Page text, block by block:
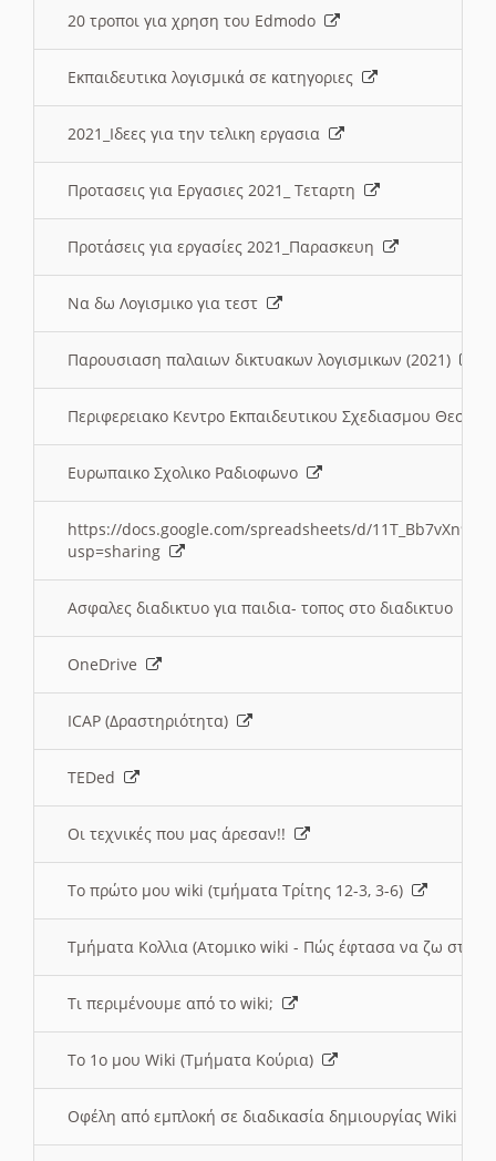
20 τροποι για χρηση του Edmodo
Εκπαιδευτικα λογισμικά σε κατηγοριες
2021_Ιδεες για την τελικη εργασια
Προτασεις για Εργασιες 2021_ Τεταρτη
Προτάσεις για εργασίες 2021_Παρασκευη
Να δω Λογισμικο για τεστ
Παρουσιαση παλαιων δικτυακων λογισμικων (2021)
Περιφερειακο Κεντρο Εκπαιδευτικου Σχεδιασμου
Ευρωπαικο Σχολικο Ραδιοφωνο
https://docs.google.com/spreadsheets/d/
usp=sharing
Ασφαλες διαδικτυο για παιδια- τοπος στο διαδικτυο
OneDrive
ICAP (Δραστηριότητα)
TEDed
Οι τεχνικές που μας άρεσαν!!
Το πρώτο μου wiki (τμήματα Τρίτης 12-3, 3-6)
Τμήματα Κολλια (Ατομικο wiki - Πώς έφτασα να ζω στην
Τι περιμένουμε από το wiki;
Το 1ο μου Wiki (Τμήματα Κούρια)
Οφέλη από εμπλοκή σε διαδικασία δημιουργίας Wiki